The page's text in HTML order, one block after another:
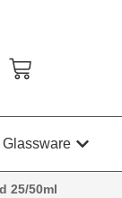
Glassware
25/50ml